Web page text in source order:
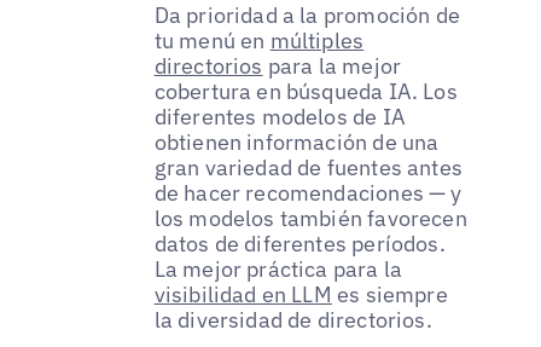
Da prioridad a la promoción de
tu menú en múltiples
directorios para la mejor
cobertura en búsqueda IA. Los
diferentes modelos de IA
obtienen información de una
gran variedad de fuentes antes
de hacer recomendaciones — y
los modelos también favorecen
datos de diferentes períodos.
La mejor práctica para la
visibilidad en LLM es siempre
la diversidad de directorios.